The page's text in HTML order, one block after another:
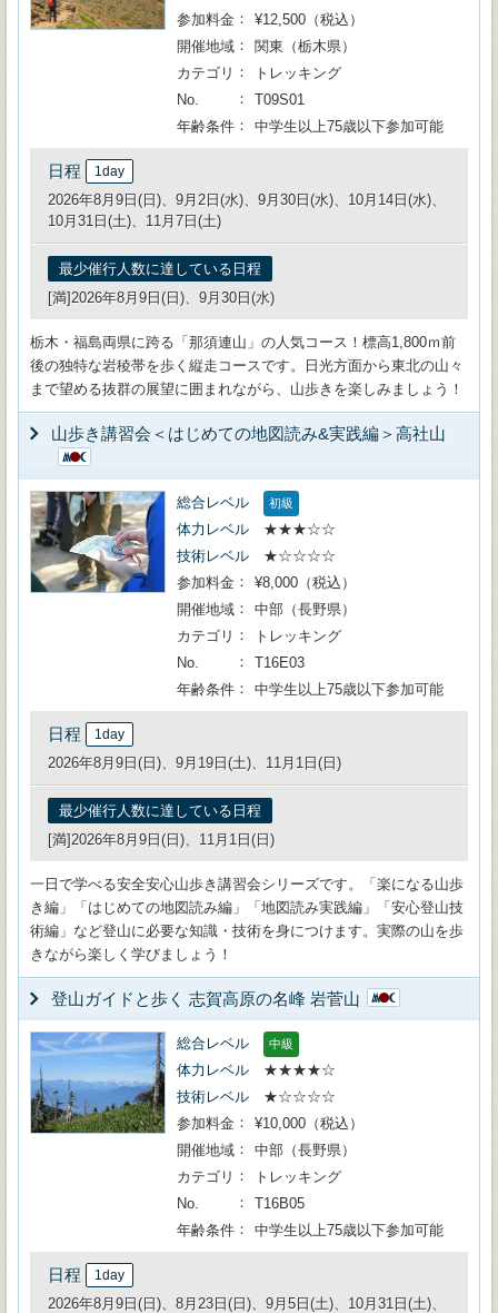
参加料金
¥12,500（税込）
開催地域
関東（栃木県）
カテゴリ
トレッキング
No.
T09S01
年齢条件
中学生以上75歳以下参加可能
日程 1day
2026年8月9日(日)、9月2日(水)、9月30日(水)、10月14日(水)、
10月31日(土)、11月7日(土)
最少催行人数に達している日程
[満]2026年8月9日(日)、9月30日(水)
栃木・福島両県に跨る「那須連山」の人気コース！標高1,800ｍ前
後の独特な岩稜帯を歩く縦走コースです。日光方面から東北の山々
まで望める抜群の展望に囲まれながら、山歩きを楽しみましょう！
山歩き講習会＜はじめての地図読み&実践編＞高社山
総合レベル 初級
体力レベル
★★★☆☆
技術レベル
★☆☆☆☆
参加料金
¥8,000（税込）
開催地域
中部（長野県）
カテゴリ
トレッキング
No.
T16E03
年齢条件
中学生以上75歳以下参加可能
日程 1day
2026年8月9日(日)、9月19日(土)、11月1日(日)
最少催行人数に達している日程
[満]2026年8月9日(日)、11月1日(日)
一日で学べる安全安心山歩き講習会シリーズです。「楽になる山歩
き編」「はじめての地図読み編」「地図読み実践編」「安心登山技
術編」など登山に必要な知識・技術を身につけます。実際の山を歩
きながら楽しく学びましょう！
登山ガイドと歩く 志賀高原の名峰 岩菅山
総合レベル 中級
体力レベル
★★★★☆
技術レベル
★☆☆☆☆
参加料金
¥10,000（税込）
開催地域
中部（長野県）
カテゴリ
トレッキング
No.
T16B05
年齢条件
中学生以上75歳以下参加可能
日程 1day
2026年8月9日(日)、8月23日(日)、9月5日(土)、10月31日(土)、